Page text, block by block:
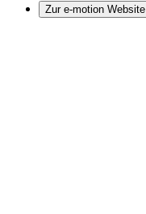
Zur e-motion Website